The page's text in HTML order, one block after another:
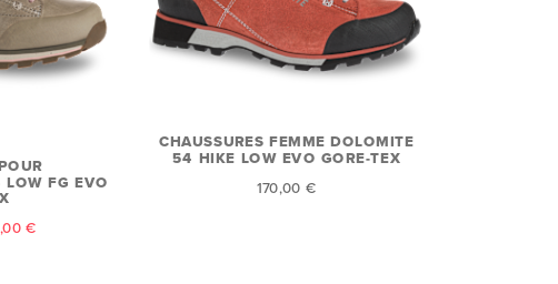
FG EVO
€
CHAUSSURES FEMME DOLOMITE
54 HIKE LOW EVO GORE-TEX
170,00 €